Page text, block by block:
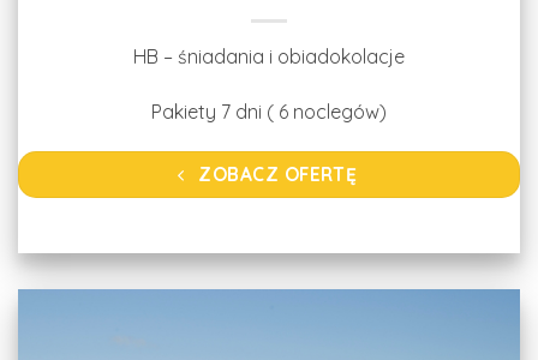
HB – śniadania i obiadokolacje
Pakiety 7 dni ( 6 noclegów)
ZOBACZ OFERTĘ